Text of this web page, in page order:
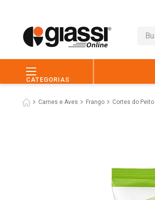
CATEGORIAS
Carnes e Aves Frango Cortes do Peito
3º
7º